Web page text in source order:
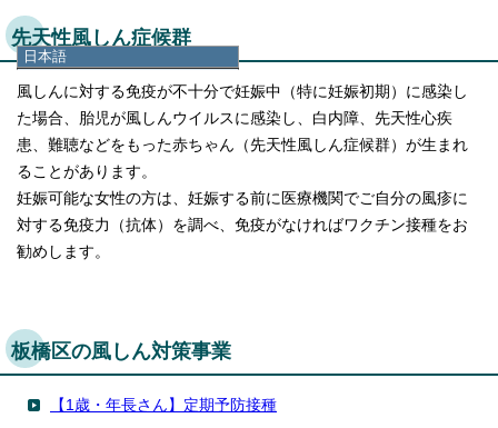
日本語
English
한국어
简体中文
繁體中文
先天性風しん症候群
風しんに対する免疫が不十分で妊娠中（特に妊娠初期）に感染し
た場合、胎児が風しんウイルスに感染し、白内障、先天性心疾
患、難聴などをもった赤ちゃん（先天性風しん症候群）が生まれ
ることがあります。
妊娠可能な女性の方は、妊娠する前に医療機関でご自分の風疹に
対する免疫力（抗体）を調べ、免疫がなければワクチン接種をお
勧めします。
板橋区の風しん対策事業
【1歳・年長さん】定期予防接種